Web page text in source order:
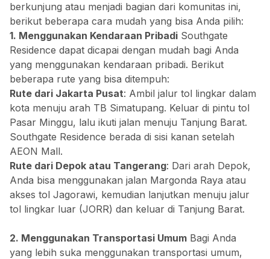
berkunjung atau menjadi bagian dari komunitas ini,
berikut beberapa cara mudah yang bisa Anda pilih:
1. Menggunakan Kendaraan Pribadi Southgate
Residence dapat dicapai dengan mudah bagi Anda
yang menggunakan kendaraan pribadi. Berikut
beberapa rute yang bisa ditempuh:
Rute dari Jakarta Pusat: Ambil jalur tol lingkar dalam
kota menuju arah TB Simatupang. Keluar di pintu tol
Pasar Minggu, lalu ikuti jalan menuju Tanjung Barat.
Southgate Residence berada di sisi kanan setelah
AEON Mall.
Rute dari Depok atau Tangerang: Dari arah Depok,
Anda bisa menggunakan jalan Margonda Raya atau
akses tol Jagorawi, kemudian lanjutkan menuju jalur
tol lingkar luar (JORR) dan keluar di Tanjung Barat.
2. Menggunakan Transportasi Umum Bagi Anda
yang lebih suka menggunakan transportasi umum,